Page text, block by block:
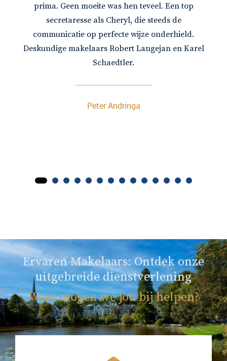
prima. Geen moeite was hen teveel. Een top
secretaresse als Cheryl, die steeds de
communicatie op perfecte wijze onderhield.
Deskundige makelaars Robert Langejan en Karel
Schaedtler.
Peter Andringa
Ervaren Makelaars: Ontdek onze
uitgebreide dienstverlening
Waar mogen we jou bij helpen?